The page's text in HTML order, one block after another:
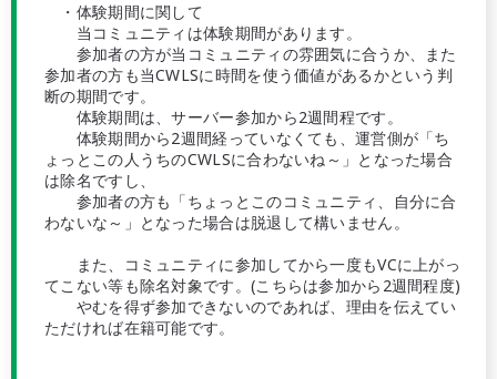
・体験期間に関して
当コミュニティは体験期間があります。
参加者の方が当コミュニティの雰囲気に合うか、また
参加者の方も当CWLSに時間を使う価値があるかという判
断の期間です。
体験期間は、サーバー参加から2週間程です。
体験期間から2週間経っていなくても、運営側が「ち
ょっとこの人うちのCWLSに合わないね～」となった場合
は除名ですし、
参加者の方も「ちょっとこのコミュニティ、自分に合
わないな～」となった場合は脱退して構いません。
また、コミュニティに参加してから一度もVCに上がっ
てこない等も除名対象です。(こちらは参加から2週間程度)
やむを得ず参加できないのであれば、理由を伝えてい
ただければ在籍可能です。